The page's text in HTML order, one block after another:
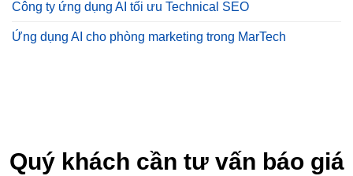
Công ty ứng dụng AI tối ưu Technical SEO
Ứng dụng AI cho phòng marketing trong MarTech
Quý khách cần tư vấn báo giá